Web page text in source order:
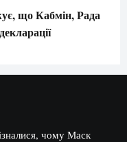
що Кабмін, Рада
чому Маск